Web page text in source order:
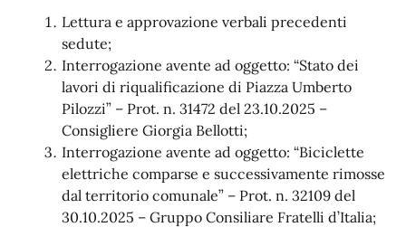
Lettura e approvazione verbali precedenti
sedute;
Interrogazione avente ad oggetto: “Stato dei
lavori di riqualificazione di Piazza Umberto
Pilozzi” – Prot. n. 31472 del 23.10.2025 –
Consigliere Giorgia Bellotti;
Interrogazione avente ad oggetto: “Biciclette
elettriche comparse e successivamente rimosse
dal territorio comunale” – Prot. n. 32109 del
30.10.2025 – Gruppo Consiliare Fratelli d’Italia;